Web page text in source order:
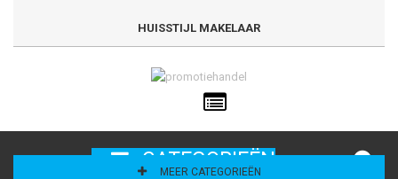
HUISSTIJL MAKELAAR
CATEGORIEËN
MEER CATEGORIEËN